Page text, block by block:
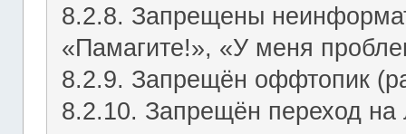
8.2.8. Запрещены
«Памагите!», «У меня
8.2.9. Запрещён оффтопик
8.2.10. Запрещён переход на